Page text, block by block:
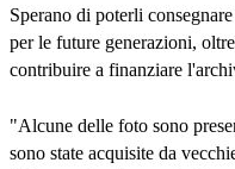
Sperano di poterli
per le future generazioni,
contribuire a finanziare
"Alcune delle foto sono
sono state acquisite da